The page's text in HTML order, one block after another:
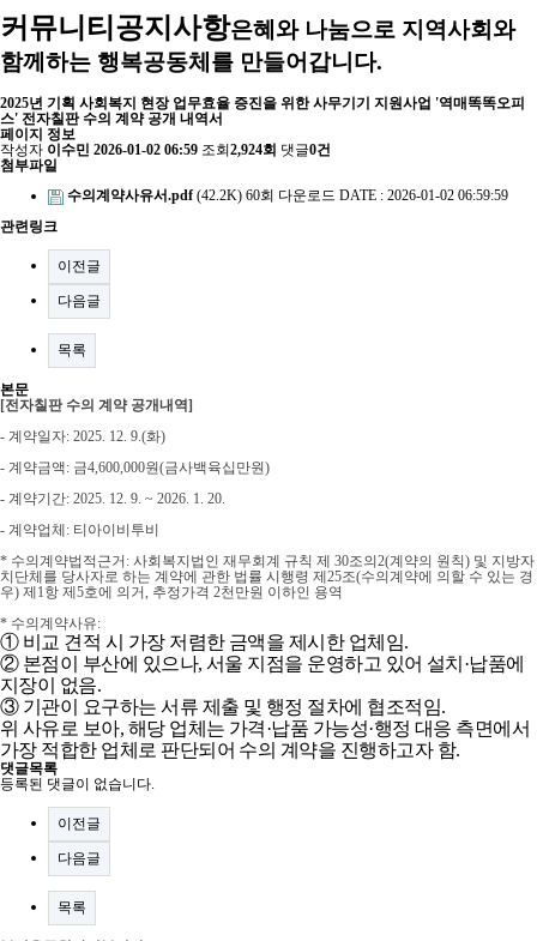
커뮤니티 공지사항은혜와 나눔으로 지역사회와
함께하는 행복공동체를 만들어갑니다.
2025년 기획 사회복지 현장 업무효율 증진을 위한 사무기기 지원사업 '역매똑똑오피
스' 전자칠판 수의 계약 공개 내역서
페이지 정보
작성자 이수민 2026-01-02 06:59 조회 2,924회 댓글0건
첨부파일
수의계약사유서.pdf(42.2K) 60회 다운로드 DATE : 2026-01-02 06:59:59
관련링크
이전글
다음글
목록
본문
[전자칠판 수의 계약 공개내역]
- 계약일자: 2025. 12. 9.(화)
- 계약금액: 금4,600,000원(금사백육십만원)
- 계약기간: 2025. 12. 9. ~ 2026. 1. 20.
- 계약업체 : 티아이비투비
* 수의계약법적근거 : 사회복지법인 재무회계 규칙 제 30조의 2(계약의 원칙) 및 지방자
치단체를 당사자로 하는 계약에 관한 법률 시행령 제 25조(수의계약에 의할 수 있는 경
우) 제1항 제5호에 의거, 추정가격 2천만원 이하인 용역
* 수의계약사유:
① 비교 견적 시 가장 저렴한 금액을 제시한 업체임.
② 본점이 부산에 있으나,서울 지점을 운영하고 있어 설치 ·납품에
지장이 없음.
③ 기관이 요구하는 서류 제출 및 행정 절차에 협조적임.
위 사유로 보아, 해당 업체는 가격·납품 가능성·행정 대응 측면에서
가장 적합한 업체로 판단되어 수의 계약을 진행하고자 함.
댓글목록
등록된 댓글이 없습니다.
이전글
다음글
목록